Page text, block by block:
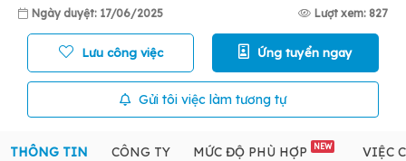
Ngày duyệt: 17/06/2025 Lượt xem: 827
Lưu công việc Ứng tuyển ngay
Gửi tôi việc làm tương tự
THÔNG TIN CÔNG TY MỨC ĐỘ PHÙ HỢP NEW VIỆC